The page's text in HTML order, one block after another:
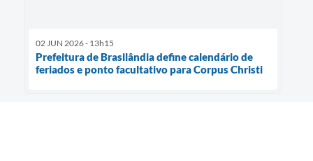
02 JUN 2026 - 13h15
Prefeitura de Brasilândia define calendário de
feriados e ponto facultativo para Corpus Christi